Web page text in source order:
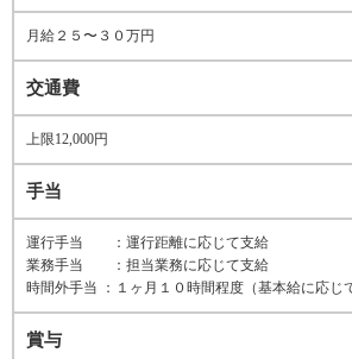
月給２５〜３０万円
交通費
上限12,000円
手当
運行手当 ：運行距離に応じて支給
業務手当 ：担当業務に応じて支給
時間外手当 ：１ヶ月１０時間程度（基本給に応じ
賞与